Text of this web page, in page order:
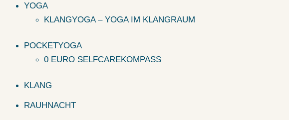
YOGA
KLANGYOGA – YOGA IM KLANGRAUM
POCKETYOGA
0 EURO SELFCAREKOMPASS
KLANG
RAUHNACHT